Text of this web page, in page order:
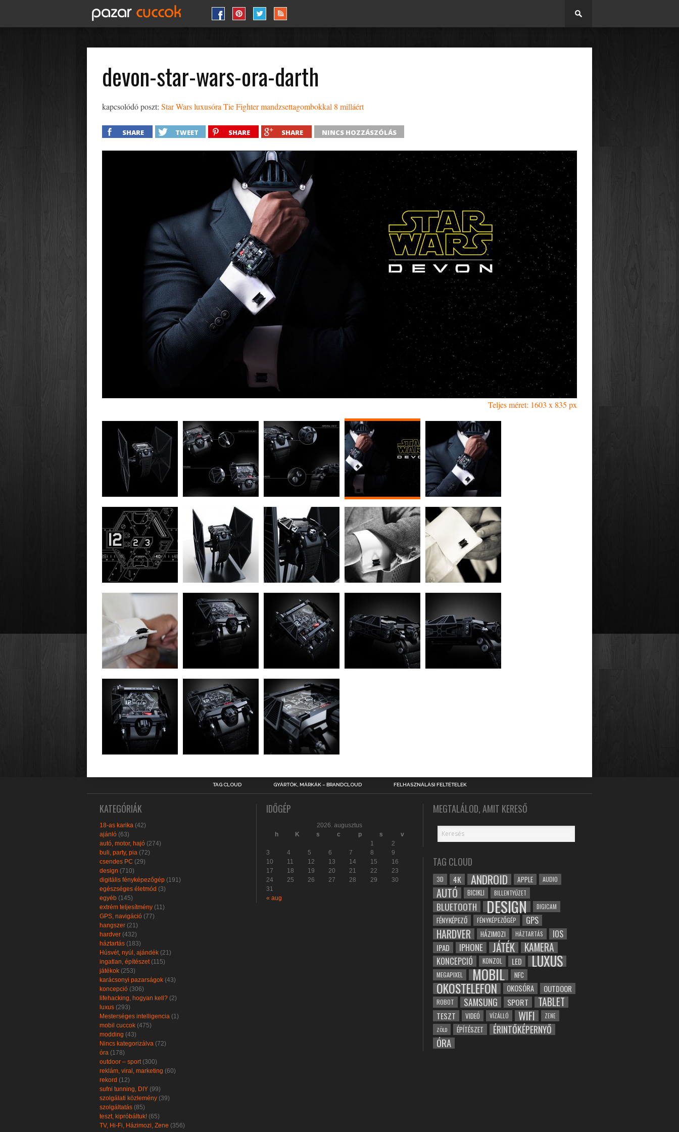
devon-star-wars-ora-darth
kapcsolódó poszt:Star Wars luxusóra Tie Fighter mandzsettagombokkal 8 milláért
SHARE TWEET SHARE SHARE NINCS HOZZÁSZÓLÁS
Teljes méret: 1603 x 835 px
TAG CLOUD GYÁRTÓK, MÁRKÁK – BRANDCLOUD FELHASZNÁLÁSI FELTÉTELEK
KATEGÓRIÁK
18-as karika (42)
ajánló (63)
autó, motor, hajó (274)
buli, party, pia (72)
csendes PC (29)
design (710)
digitális fényképezőgép (191)
egészséges életmód (3)
egyéb (145)
extrém teljesítmény (11)
GPS, navigáció (77)
hangszer (21)
hardver (432)
háztartás (183)
Húsvét, nyúl, ajándék (21)
ingatlan, építészet(115)
játékok (253)
karácsonyi pazarságok (43)
koncepció (306)
lifehacking, hogyan kell? (2)
luxus (293)
Mesterséges intelligencia (1)
mobil cuccok (475)
modding (43)
Nincs kategorizálva (72)
óra (178)
outdoor – sport(300)
reklám, viral, marketing (60)
rekord (12)
sufni tunning, DIY (99)
szolgálati közlemény (39)
szolgáltatás (85)
teszt, kipróbáltuk! (65)
TV, Hi-Fi, Házimozi, Zene (356)
IDŐGÉP
2026. augusztus
h
K s c p s
v
1
2
3
4 5 6 7 8
9
10
11 12 13 14 15
16
17
18 19 20 21 22
23
24
25 26 27 28 29
30
31
« aug
MEGTALÁLOD, AMIT KERESŐ
TAG CLOUD
3D 4K ANDROID APPLE AUDIO
AUTÓ BICIKLI BILLENTYŰZET
BLUETOOTH DESIGN DIGICAM
FÉNYKÉPEZŐ FÉNYKÉPEZŐGÉP GPS
HARDVER HÁZIMOZI HÁZTARTÁS IOS
IPAD IPHONE JÁTÉK KAMERA
KONCEPCIÓ KONZOL LED LUXUS
MEGAPIXEL MOBIL NFC
OKOSTELEFON OKOSÓRA OUTDOOR
ROBOT SAMSUNG SPORT TABLET
TESZT VIDEÓ VÍZÁLLÓ WIFI
ZENE
ZÖLD
ÉPÍTÉSZET ÉRINTŐKÉPERNYŐ
ÓRA